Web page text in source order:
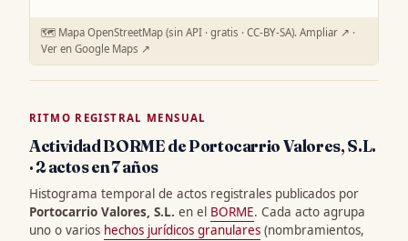
🗺️ Mapa OpenStreetMap (sin API · gratis · CC-BY-SA). Ampliar ↗ ·
Ver en Google Maps ↗
RITMO REGISTRAL MENSUAL
Actividad BORME de Portocarrio Valores, S.L.
· 2 actos en 7 años
Histograma temporal de actos registrales publicados por
Portocarrio Valores, S.L. en el BORME. Cada acto agrupa
uno o varios hechos jurídicos granulares (nombramientos,